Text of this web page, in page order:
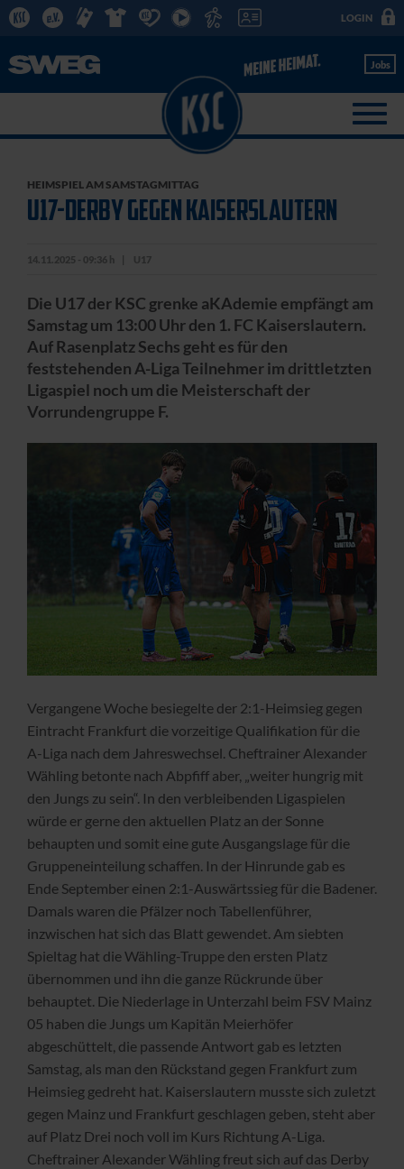
LOGIN
Jobs
HEIMSPIEL AM SAMSTAGMITTAG
U17-DERBY GEGEN KAISERSLAUTERN
14.11.2025 - 09:36 h U17
Die U17 der KSC grenke aKAdemie empfängt am
Samstag um 13:00 Uhr den 1. FC Kaiserslautern.
Auf Rasenplatz Sechs geht es für den
feststehenden A-Liga Teilnehmer im drittletzten
Ligaspiel noch um die Meisterschaft der
Vorrundengruppe F.
Vergangene Woche besiegelte der 2:1-Heimsieg gegen
Eintracht Frankfurt die vorzeitige Qualifikation für die
A-Liga nach dem Jahreswechsel. Cheftrainer Alexander
Wähling betonte nach Abpfiff aber, „weiter hungrig mit
den Jungs zu sein“. In den verbleibenden Ligaspielen
würde er gerne den aktuellen Platz an der Sonne
behaupten und somit eine gute Ausgangslage für die
Gruppeneinteilung schaffen. In der Hinrunde gab es
Ende September einen 2:1-Auswärtssieg für die Badener.
Damals waren die Pfälzer noch Tabellenführer,
inzwischen hat sich das Blatt gewendet. Am siebten
Spieltag hat die Wähling-Truppe den ersten Platz
übernommen und ihn die ganze Rückrunde über
behauptet. Die Niederlage in Unterzahl beim FSV Mainz
05 haben die Jungs um Kapitän Meierhöfer
abgeschüttelt, die passende Antwort gab es letzten
Samstag, als man den Rückstand gegen Frankfurt zum
Heimsieg gedreht hat. Kaiserslautern musste sich zuletzt
gegen Mainz und Frankfurt geschlagen geben, steht aber
auf Platz Drei noch voll im Kurs Richtung A-Liga.
Cheftrainer Alexander Wähling freut sich auf das Derby